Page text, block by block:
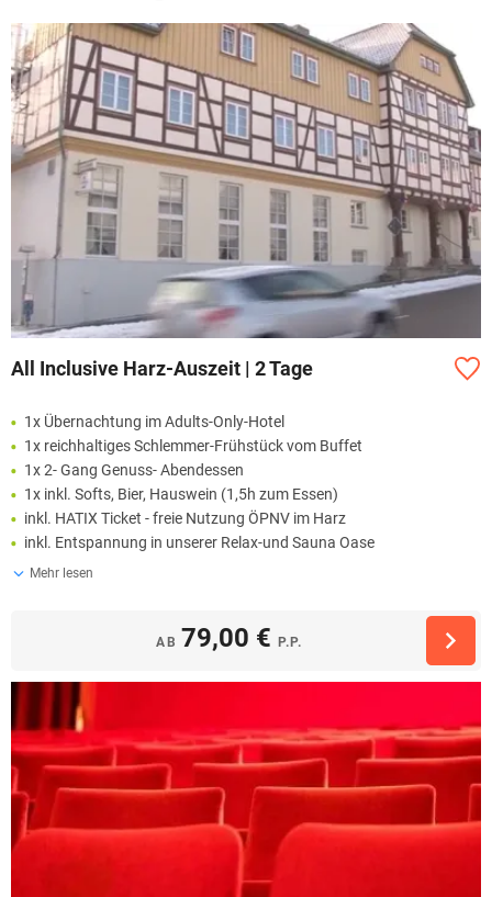
All Inclusive Harz-Auszeit | 2 Tage
1x Übernachtung im Adults-Only-Hotel
1x reichhaltiges Schlemmer-Frühstück vom Buffet
1x 2- Gang Genuss- Abendessen
1x inkl. Softs, Bier, Hauswein (1,5h zum Essen)
inkl. HATIX Ticket - freie Nutzung ÖPNV im Harz
inkl. Entspannung in unserer Relax-und Sauna Oase
Mehr lesen
AB 79,00 € P.P.